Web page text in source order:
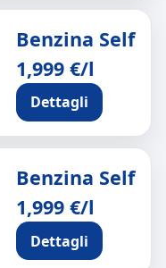
Benzina Self
1,999 €/l
Dettagli
Benzina Self
1,999 €/l
Dettagli